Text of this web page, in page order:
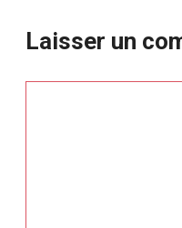
Laisser un